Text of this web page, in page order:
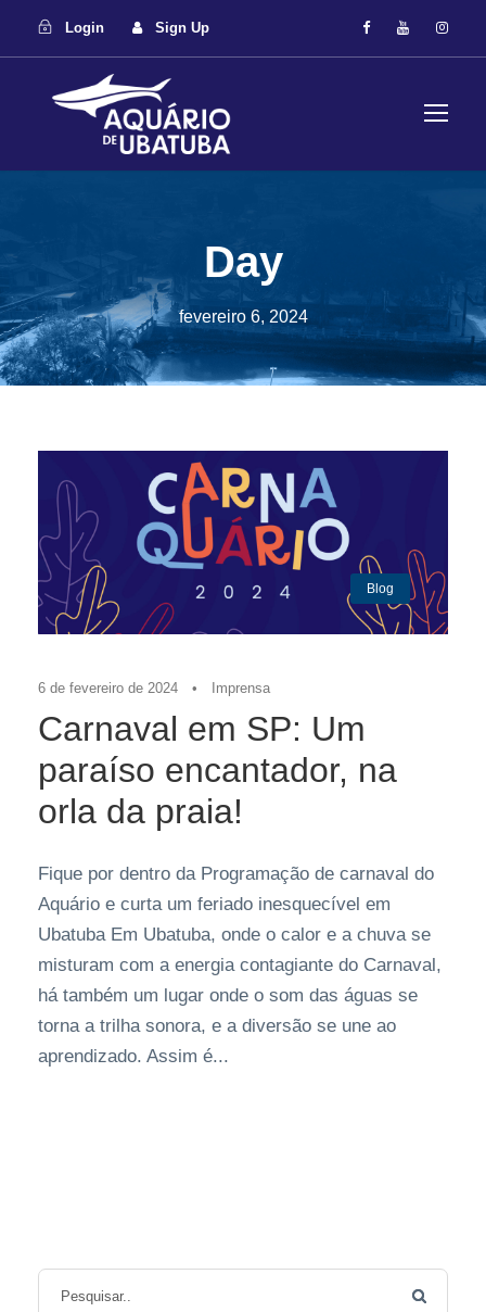
Login Sign Up
Day
fevereiro 6, 2024
Blog
6 de fevereiro de 2024 • Imprensa
Carnaval em SP: Um
paraíso encantador, na
orla da praia!
Fique por dentro da Programação de carnaval do
Aquário e curta um feriado inesquecível em
Ubatuba Em Ubatuba, onde o calor e a chuva se
misturam com a energia contagiante do Carnaval,
há também um lugar onde o som das águas se
torna a trilha sonora, e a diversão se une ao
aprendizado. Assim é...